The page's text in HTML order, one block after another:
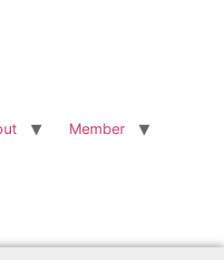
Member